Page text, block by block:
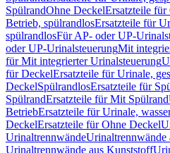
SpülrandOhne DeckelErsatzteile für
Betrieb, spülrandlosErsatzteile für
spülrandlosFür AP- oder UP-
oder UP-UrinalsteuerungMit
für Mit integrierter Urinalsteuerung
für DeckelErsatzteile für Urinale,
DeckelSpülrandlosErsatzteile für
SpülrandErsatzteile für Mit Spülrand
BetriebErsatzteile für Urinale,
DeckelErsatzteile für Ohne Deckel
UrinaltrennwändeUrinaltrennwände
Urinaltrennwände aus Kunststoff